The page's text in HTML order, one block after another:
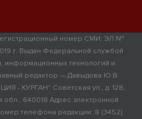
номер СМИ: ЭЛ №
г. Выдан Федеральной службой
информационных технологий и
редактор — Давыдова Ю.В.
- КУРГАН" Советская ул., д. 128,
обл., 640018 Адрес электронной
телефона редакции: 8 (3452)